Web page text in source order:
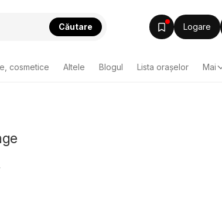
Căutare Logare
cosmetice Altele Blogul Lista oraşelor Mai